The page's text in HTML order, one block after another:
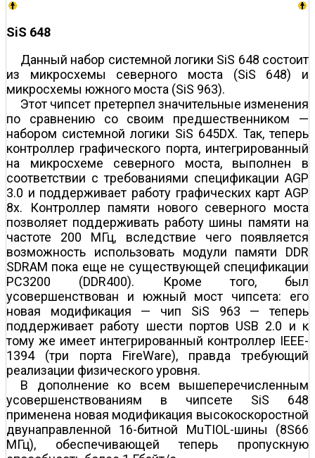
SiS 648
Данный набор системной логики SiS 648 состоит
из микросхемы северного моста (SiS 648) и
микросхемы южного моста (SiS 963).
Этот чипсет претерпел значительные изменения
по сравнению со своим предшественником —
набором системной логики SiS 645DX. Так, теперь
контроллер графического порта, интегрированный
на микросхеме северного моста, выполнен в
соответствии с требованиями спецификации AGP
3.0 и поддерживает работу графических карт AGP
8x. Контроллер памяти нового северного моста
позволяет поддерживать работу шины памяти на
частоте 200 МГц, вследствие чего появляется
возможность использовать модули памяти DDR
SDRAM пока еще не существующей спецификации
PC3200 (DDR400). Кроме того, был
усовершенствован и южный мост чипсета: его
новая модификация — чип SiS 963 — теперь
поддерживает работу шести портов USB 2.0 и к
тому же имеет интегрированный контроллер IEEE-
1394 (три порта FireWare), правда требующий
реализации физического уровня.
В дополнение ко всем вышеперечисленным
усовершенствованиям в чипсете SiS 648
применена новая модификация высокоскоростной
двунаправленной 16-битной MuTIOL-шины (8Ѕ66
МГц), обеспечивающей теперь пропускную